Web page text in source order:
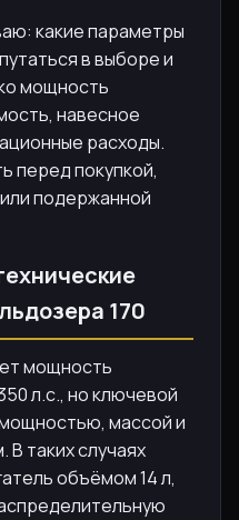
какие параметры
в выборе и
мощность
навесное
расходы.
перед покупкой,
подержанной
170
мощность
л.с., но ключевой
массой и
таких случаях
объёмом 14 л,